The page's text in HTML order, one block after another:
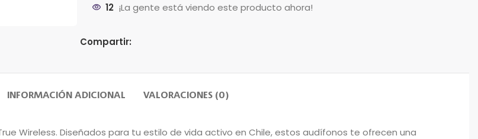
12 ¡La gente está viendo este producto ahora!
Compartir:
INFORMACIÓN ADICIONAL VALORACIONES (0)
Wireless. Diseñados para tu estilo de vida activo en Chile, estos audífonos te ofrecen una